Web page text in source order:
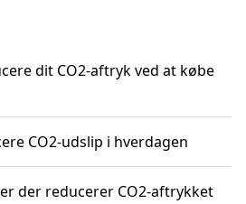
dit CO2-aftryk ved at købe
CO2-udslip i hverdagen
der reducerer CO2-aftrykket